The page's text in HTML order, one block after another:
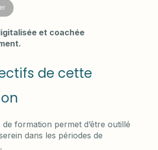
et coachée
de cette
formation permet d’être outillé
dans les périodes de